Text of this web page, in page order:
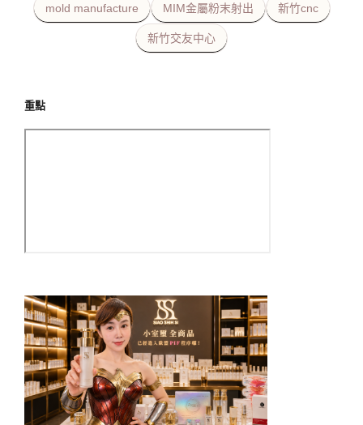
mold manufacture MIM金屬粉末射出 新竹cnc
新竹交友中心
重點